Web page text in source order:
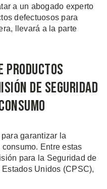
a un abogado experto
defectuosos para
llevará a la parte
Productos
de Seguridad
garantizar la
Entre estas
para la Seguridad de
Unidos (CPSC),